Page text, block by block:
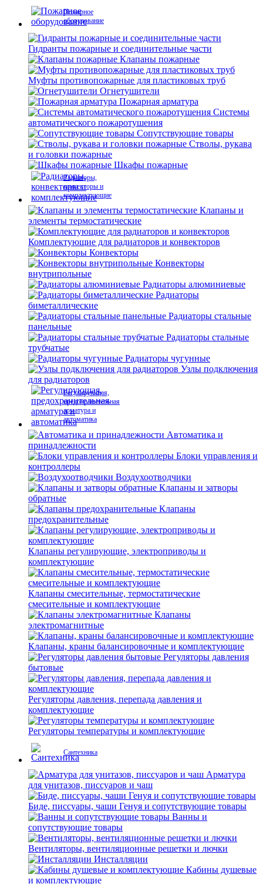
Пожарное
оборудование
Гидранты пожарные и соединительные части
Клапаны пожарные
Муфты противопожарные для пластиковых труб
Огнетушители
Пожарная арматура
Системы
автоматического пожаротушения
Сопутствующие товары
Стволы, рукава
и головки пожарные
Шкафы пожарные
Радиаторы,
конвекторы и
комплектующие
Клапаны и
элементы термостатические
Комплектующие для радиаторов и конвекторов
Конвекторы
Конвекторы
внутрипольные
Радиаторы алюминиевые
Радиаторы
биметаллические
Радиаторы стальные
панельные
Радиаторы стальные
трубчатые
Радиаторы чугунные
Узлы подключения
для радиаторов
Регулирующая,
предохранительная
арматура и
автоматика
Автоматика и
принадлежности
Блоки управления и
контроллеры
Воздухоотводчики
Клапаны и затворы
обратные
Клапаны
предохранительные
Клапаны регулирующие, электроприводы и
комплектующие
Клапаны смесительные, термостатические
смесительные и комплектующие
Клапаны
электромагнитные
Клапаны, краны балансировочные и комплектующие
Регуляторы давления
бытовые
Регуляторы давления, перепада давления и
комплектующие
Регуляторы температуры и комплектующие
Сантехника
Арматура
для унитазов, писсуаров и чаш
Биде, писсуары, чаши Генуя и сопутствующие товары
Ванны и
сопутствующие товары
Вентиляторы, вентиляционные решетки и лючки
Инсталляции
Кабины душевые
и комплектующие